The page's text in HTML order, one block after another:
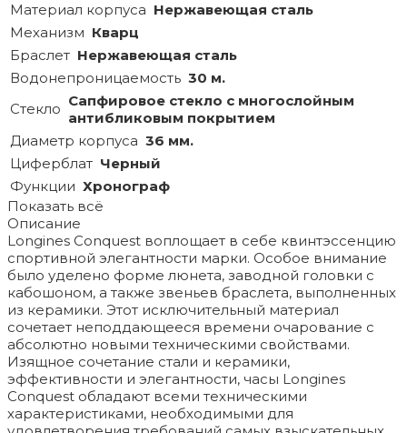
Материал корпуса Нержавеющая сталь
Механизм Кварц
Браслет Нержавеющая сталь
Водонепроницаемость 30 м.
Стекло Сапфировое стекло с многослойным
антибликовым покрытием
Диаметр корпуса 36 мм.
Циферблат Черный
Функции Хронограф
Показать всё
Описание
Longines Conquest воплощает в себе квинтэссенцию
спортивной элегантности марки. Особое внимание
было уделено форме люнета, заводной головки с
кабошоном, а также звеньев браслета, выполненных
из керамики. Этот исключительный материал
сочетает неподдающееся времени очарование с
абсолютно новыми техническими свойствами.
Изящное сочетание стали и керамики,
эффективности и элегантности, часы Longines
Conquest обладают всеми техническими
характеристиками, необходимыми для